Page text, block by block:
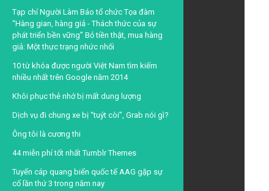
Tạp chí Người Làm Báo tổ chức Tọa đàm
“Hàng gian, hàng giả - Thách thức của sự
phát triển bền vững” Bỏ tiền thật, mua hàng
giả: Một thực trạng nhức nhối
10 từ khóa được người Việt Nam tìm kiếm
nhiều nhất trên Google năm 2014
Khôi phục thẻ nhớ bị mất dung lượng
Dịch vụ đi chung xe bị “tuýt còi”, Grab nói gì?
Ông tôi là cương thi
44 miễn phí tốt nhất Tumblr Themes
Tuyến cáp quang biển quốc tế AAG gặp sự
cố lần thứ 3 trong năm nay